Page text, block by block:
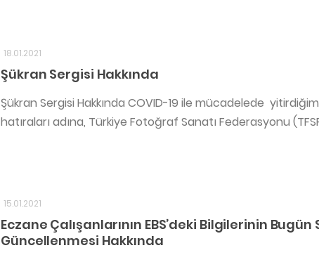
18.01.2021
Şükran Sergisi Hakkında
Şükran Sergisi Hakkında COVID-19 ile mücadelede
hatıraları adına, Türkiye Fotoğraf Sanatı Federasyonu
15.01.2021
Eczane Çalışanlarının EBS’deki Bilgilerinin Bugün
Güncellenmesi Hakkında